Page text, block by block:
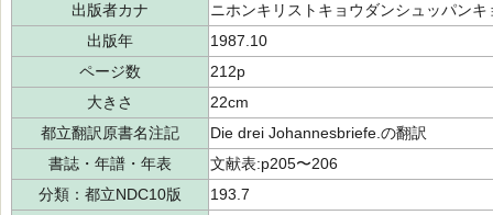
出版者カナ
ニホンキリストキョウダンシュッパンキ
出版年
1987.10
ページ数
212p
大きさ
22cm
都立翻訳原書名注記
Die drei Johannesbriefe.の翻訳
書誌・年譜・年表
文献表:p205〜206
分類：都立NDC10版
193.7